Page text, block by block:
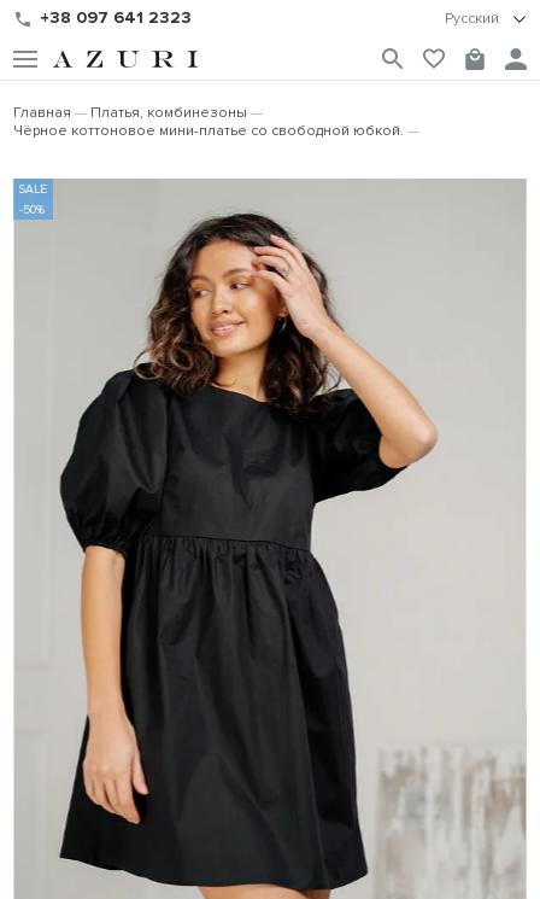
+38 097 641 2323 Русский
Главная
Платья, комбинезоны
Чёрное коттоновое мини-платье со свободной юбкой.